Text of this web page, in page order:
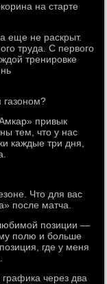
на старте
еще не раскрыт.
труда. С первого
тренировке
газоном?
привык
тем, что у нас
каждые три дня,
Что для вас
после матча.
позиции —
полю и больше
где у меня
через два